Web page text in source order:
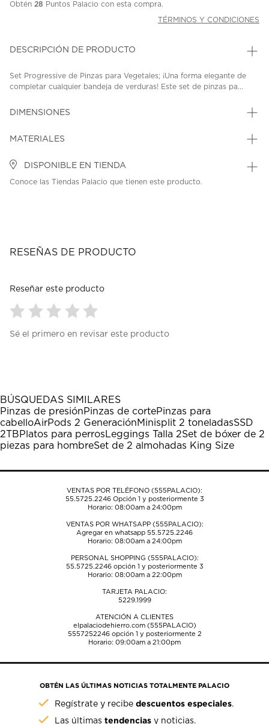
Obtén 28 Puntos Palacio con esta compra.
TÉRMINOS Y CONDICIONES
DESCRIPCIÓN DE PRODUCTO
Set Progressive de Pinzas para Vegetales; ¡Una forma elegante de
completar cualquier bandeja de verduras! Este set de pinzas pa...
DIMENSIONES
MATERIALES
DISPONIBLE EN TIENDA
Conoce las Tiendas Palacio que tienen este producto.
RESEÑAS DE PRODUCTO
Reseñar este producto
para
1
estrella
Esta
acción
abrirá
el
de
para
estrellas.
Esta
acción
abrirá
el
de
para
estrellas.
Esta
acción
abrirá
el
de
para
estrellas.
Esta
acción
abrirá
el
de
para
estrellas.
Esta
acción
abrirá
el
de
Sé el primero en revisar este producto
BÚSQUEDAS SIMILARES
Pinzas de presiónPinzas de cortePinzas para
cabelloAirPods 2 GeneraciónMinisplit 2 toneladasSSD
2TBPlatos para perros Leggings Talla 2Set de bóxer de 2
piezas para hombreSet de 2 almohadas King Size
VENTAS POR TELÉFONO (555PALACIO):
55.5725.2246Opción 1 y posteriormente 3
Horario: 08:00am a 24:00pm
VENTAS POR WHATSAPP (555PALACIO):
Agregar en whatsapp 55.5725.2246
Horario: 08:00am a 24:00pm
PERSONAL SHOPPING (555PALACIO):
55.5725.2246opción 1 y posteriormente 3
Horario: 08:00am a 22:00pm
TARJETA PALACIO:
5229.1999
ATENCIÓN A CLIENTES
elpalaciodehierro.com (555PALACIO)
5557252246opción 1 y posteriormente 2
Horario: 09:00am a 21:00pm
OBTÉN LAS ÚLTIMAS NOTICIAS TOTALMENTE PALACIO
Regístrate y recibedescuentos especiales.
Las últimastendencias y noticias.